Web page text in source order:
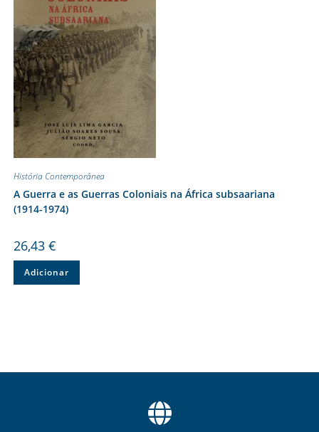
História Contemporânea
A Guerra e as Guerras Coloniais na África subsaariana
(1914-1974)
26,43 €
Adicionar